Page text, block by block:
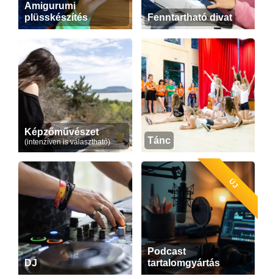
Amigurumi
plüsskészítés
Fenntartható divat
Képzőművészet
(intenzíven is választható) Tánc
DJ
ÚJ
Podcast
tartalomgyártás